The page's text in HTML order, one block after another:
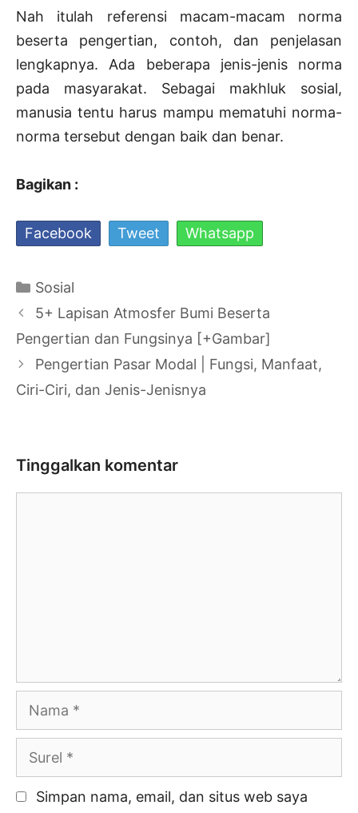
Nah itulah referensi macam-macam norma
beserta pengertian, contoh, dan penjelasan
lengkapnya. Ada beberapa jenis-jenis norma
pada masyarakat. Sebagai makhluk sosial,
manusia tentu harus mampu mematuhi norma-
norma tersebut dengan baik dan benar.
Bagikan :
Facebook Tweet Whatsapp
Kategori
Sosial
Navigasi
Tulisan
5+ Lapisan Atmosfer Bumi Beserta
Pengertian dan Fungsinya [+Gambar]
Pengertian Pasar Modal | Fungsi, Manfaat,
Ciri-Ciri, dan Jenis-Jenisnya
Tinggalkan komentar
Nama
Surel
Simpan nama, email, dan situs web saya